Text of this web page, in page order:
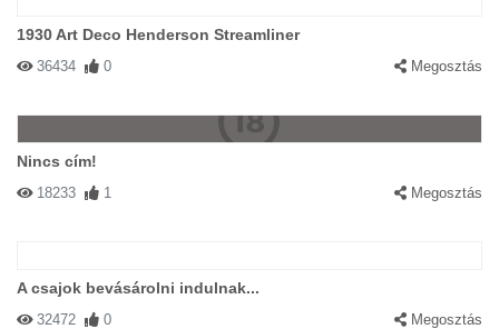
1930 Art Deco Henderson Streamliner
36434 0 Megosztás
Nincs cím!
18233 1 Megosztás
A csajok bevásárolni indulnak...
32472 0 Megosztás